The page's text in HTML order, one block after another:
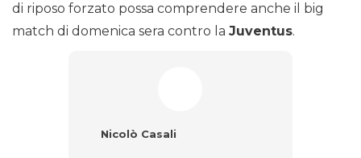
di riposo forzato possa comprendere anche il big
match di domenica sera contro la Juventus.
Nicolò Casali